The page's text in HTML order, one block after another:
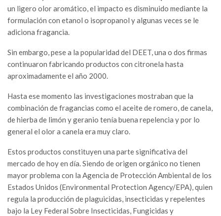
un ligero olor aromático, el impacto es disminuido mediante la
formulación con etanol o isopropanol y algunas veces se le
adiciona fragancia.
Sin embargo, pese a la popularidad del DEET, una o dos firmas
continuaron fabricando productos con citronela hasta
aproximadamente el año 2000.
Hasta ese momento las investigaciones mostraban que la
combinación de fragancias como el aceite de romero, de canela,
de hierba de limón y geranio tenía buena repelencia y por lo
general el olor a canela era muy claro.
Estos productos constituyen una parte significativa del
mercado de hoy en día. Siendo de origen orgánico no tienen
mayor problema con la Agencia de Protección Ambiental de los
Estados Unidos (Environmental Protection Agency/EPA), quien
regula la producción de plaguicidas, insecticidas y repelentes
bajo la Ley Federal Sobre Insecticidas, Fungicidas y